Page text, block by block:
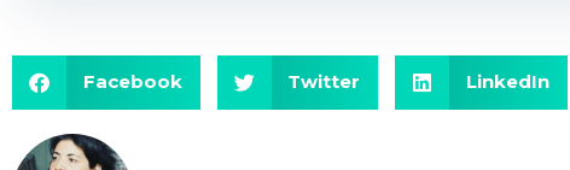
Facebook Twitter LinkedIn